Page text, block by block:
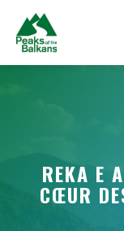
REKA E
CŒUR